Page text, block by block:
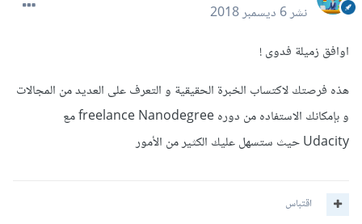
نشر6 ديسمبر 2018
اوافق زميلة فدوى !
هذه فرصتك لاكتساب الخبرة الحقيقية و التعرف على العديد من المجالات
و بإمكانك الاستفاده من دوره freelance Nanodegree مع
Udacity حيث ستسهل عليك الكثير من الأمور
اقتباس